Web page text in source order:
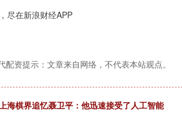
尽在新浪财经APP
配资提示：文章来自网络，不代表本站观点。
海棋界追忆聂卫平：他迅速接受了人工智能